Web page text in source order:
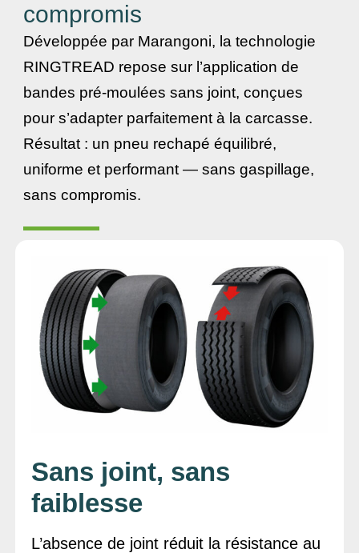
compromis
Développée par Marangoni, la technologie
RINGTREAD repose sur l’application de
bandes pré-moulées sans joint, conçues
pour s’adapter parfaitement à la carcasse.
Résultat : un pneu rechapé équilibré,
uniforme et performant — sans gaspillage,
sans compromis.
Sans joint, sans
faiblesse
L’absence de joint réduit la résistance au